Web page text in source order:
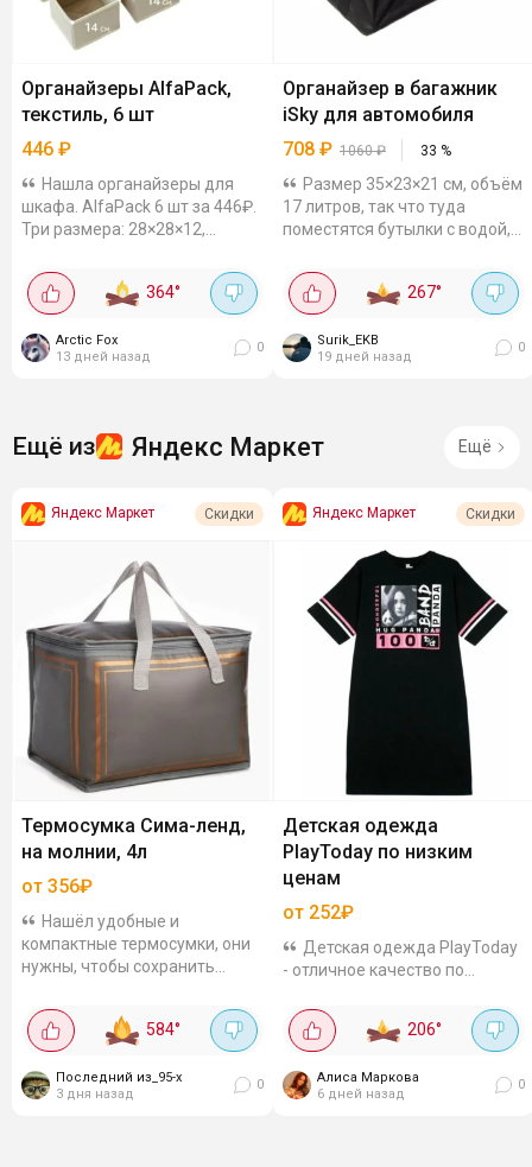
Органайзеры AlfaPack,
текстиль, 6 шт
446 ₽
Нашла органайзеры для
шкафа. AlfaPack 6 шт за 446₽.
Три размера: 28×28×12,
штуки каждого. Текстильные,
с жёстким дном - форму
держат. Складываются,
когда...
364°
Arctic Fox
13 дней назад
0
Органайзер в багажник
iSky для автомобиля
708 ₽ 1060₽ 33 %
Размер 35×23×21 см, объём
17 литров, так что туда
поместятся бутылки с водой,
для машины. Сделан из
плотного полиэстера, который
не боится...
267°
Surik_EKB
19 дней назад
0
Ещё из Яндекс Маркет Ещё
Яндекс Маркет Скидки
Термосумка Сима-ленд,
на молнии, 4л
от 356₽
Нашёл удобные и
компактные термосумки, они
нужны, чтобы сохранить
или холод). Идеальны для
пикников, поездок и
повседневного...
584°
Последний из_95-х
3 дня назад
0
Яндекс Маркет Скидки
Детская одежда
PlayToday по низким
ценам
от 252₽
Детская одежда PlayToday
- отличное качество по
Маркете. На других
маркетплейсах такие же вещи
ещё и скидка 15% -...
206°
Алиса Маркова
6 дней назад
0